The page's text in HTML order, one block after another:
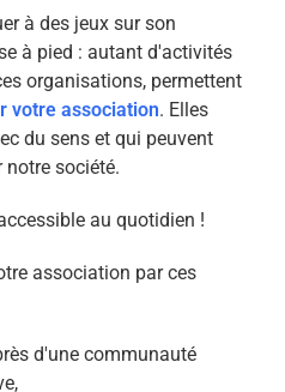
à des jeux sur son
à pied : autant d'activités
organisations, permettent
votre association. Elles
du sens et qui peuvent
société.
au quotidien !
association par ces
d'une communauté